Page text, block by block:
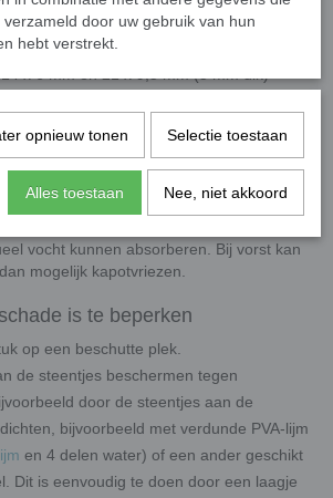
keramische bloembladen
(6,5 mm dik)
uw mozaïekwerkstuk te beschermen tegen
zoals vorst. Dit omdat de
vocht kunnen absorberen. Bij vorst kan
mogelijk kapotvriezen.
is te beperken
op een beschutte plek.
de steentjes beschermen tegen
door de steentjes aan de
bijvoorbeeld met verdunde PVA-lijm
en 4 delen water) of een ander geschikt
Dit is eenvoudig te doen door een laagje
door uw gebruik van hun
hebt verstrekt.
opnieuw tonen Selectie toestaan
Alles toestaan Nee, niet akkoord